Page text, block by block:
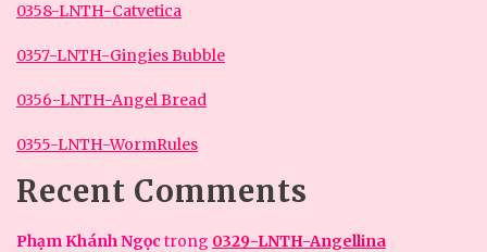
0358-LNTH-Catvetica
0357-LNTH-Gingies Bubble
0356-LNTH-Angel Bread
0355-LNTH-WormRules
Recent Comments
Phạm Khánh Ngọc trong 0329-LNTH-Angellina